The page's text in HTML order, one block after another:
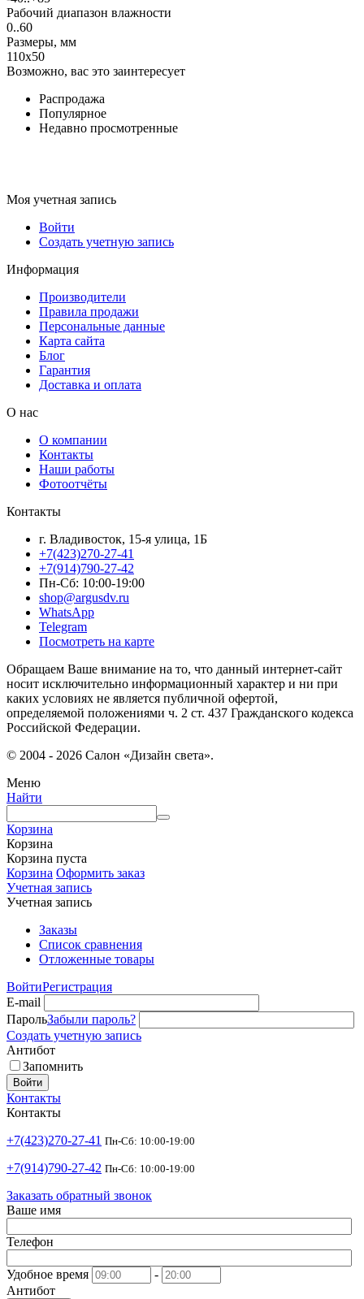
Рабочий диапазон влажности
0..60
Размеры, мм
110x50
Возможно, вас это заинтересует
Распродажа
Популярное
Недавно просмотренные
Моя учетная запись
Войти
Создать учетную запись
Информация
Производители
Правила продажи
Персональные данные
Карта сайта
Блог
Гарантия
Доставка и оплата
О нас
О компании
Контакты
Наши работы
Фотоотчёты
Контакты
г. Владивосток, 15-я улица, 1Б
+7(423)270-27-41
+7(914)790-27-42
Пн-Сб: 10:00-19:00
shop@argusdv.ru
WhatsApp
Telegram
Посмотреть на карте
Обращаем Ваше внимание на то, что данный интернет-сайт
носит исключительно информационный характер и ни при
каких условиях не является публичной офертой,
определяемой положениями ч. 2 ст. 437 Гражданского кодекса
Российской Федерации.
© 2004 - 2026 Салон «Дизайн света».
Меню
Найти
Корзина
Корзина
Корзина пуста
Корзина Оформить заказ
Учетная запись
Учетная запись
Заказы
Список сравнения
Отложенные товары
ВойтиРегистрация
E-mail
ПарольЗабыли пароль?
Создать учетную запись
Антибот
Запомнить
Войти
Контакты
Контакты
+7(423)270-27-41 Пн-Сб: 10:00-19:00
+7(914)790-27-42 Пн-Сб: 10:00-19:00
Заказать обратный звонок
Ваше имя
Телефон
Удобное время
-
Антибот